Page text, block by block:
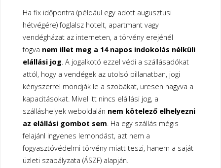
Ha fix időpontra (például egy adott augusztusi
hétvégére) foglalsz hotelt, apartmant vagy
vendégházat az interneten, a törvény erejénél
fogva nem illet meg a 14 napos indokolás nélküli
elállási jog . A jogalkotó ezzel védi a szállásadókat
attól, hogy a vendégek az utolsó pillanatban, jogi
kényszerrel mondják le a szobákat, üresen hagyva a
kapacitásokat. Mivel itt nincs elállási jog, a
szálláshelyek weboldalán nem kötelező elhelyezni
az elállási gombot sem . Ha egy szállás mégis
felajánl ingyenes lemondást, azt nem a
fogyasztóvédelmi törvény miatt teszi, hanem a saját
üzleti szabályzata (ÁSZF) alapján.